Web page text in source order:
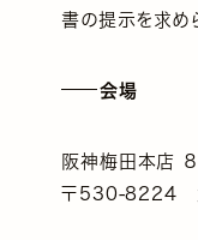
書の提示を求め
会場
阪神梅田本店
〒530-8224